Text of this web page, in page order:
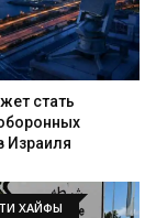
стать
Израиля
ХАЙФЫ